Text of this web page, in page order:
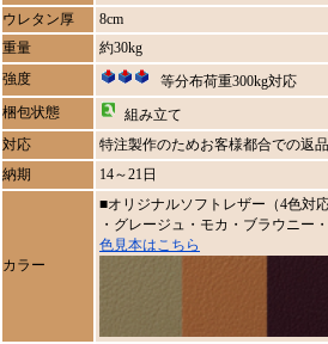
ウレタン厚
8cm
重量
約30kg
強度
等分布荷重300kg対応
梱包状態
組み立て
対応
特注製作のためお客様都合での返品
納期
14～21日
カラー
■オリジナルソフトレザー（4色対応
・グレージュ・モカ・ブラウニー
色見本はこちら